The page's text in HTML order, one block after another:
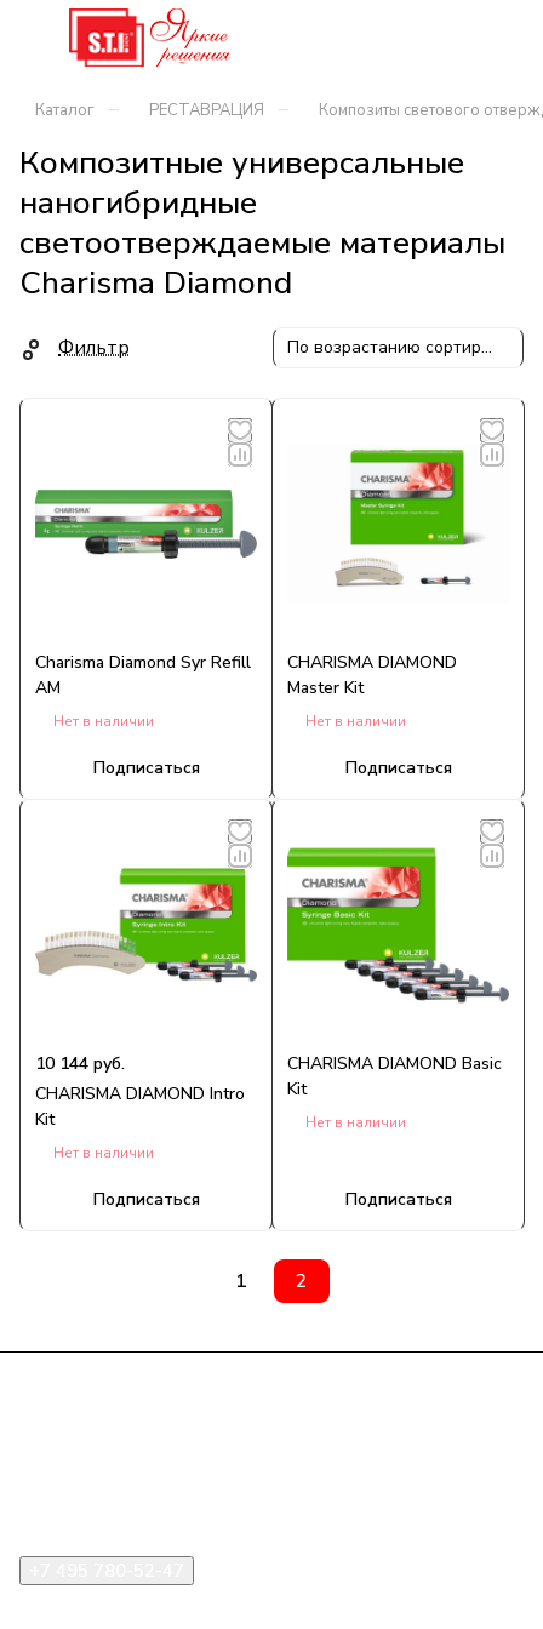
Каталог – РЕСТАВРАЦИЯ – Композиты светового
Композитные универсальные
наногибридные
светоотверждаемые материалы
Charisma Diamond
Фильтр По возрастанию сортировки
Charisma Diamond Syr Refill
AM
Нет в наличии
Подписаться
CHARISMA DIAMOND
Master Kit
Нет в наличии
Подписаться
10 144 руб.
CHARISMA DIAMOND Intro
Kit
Нет в наличии
Подписаться
CHARISMA DIAMOND Basic
Kit
Нет в наличии
Подписаться
1 2